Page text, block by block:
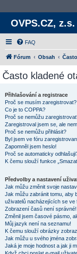
OVPS.CZ,
FAQ
Fórum Obsah
Často kladené
Přihlašování a registrace
Proč se musím zaregistrovat?
Co je to COPPA?
Proč se nemůžu
Zaregistroval jsem se, ale
Proč se nemůžu přihlásit?
Byl jsem ve fóru
Zapomněl jsem heslo!
Proč se automaticky
K čemu slouží funkce
Předvolby a nastavení
Jak můžu změnit svoje
Jak můžu zabránit tomu, aby
uživatelů nacházejících se ve
Zobrazení časů není správné!
Změnil jsem časové pásmo,
Můj jazyk není na seznamu!
K čemu slouží obrázky
Jak můžu u svého jména
Jaká je moje hodnost a jak ji